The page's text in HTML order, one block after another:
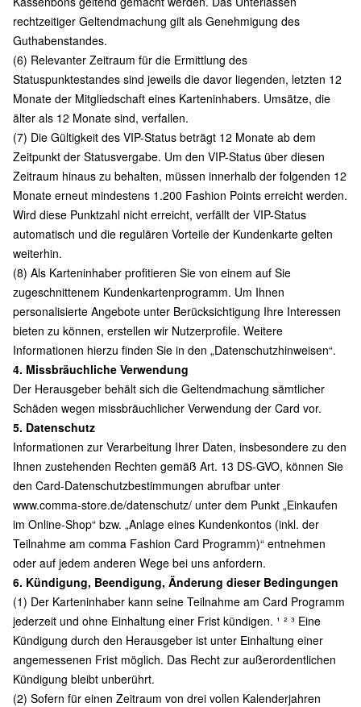
rechtzeitiger Geltendmachung gilt als Genehmigung des
Guthabenstandes.
(6) Relevanter Zeitraum für die Ermittlung des
Statuspunktestandes sind jeweils die davor liegenden, letzten 12
Monate der Mitgliedschaft eines Karteninhabers. Umsätze, die
älter als 12 Monate sind, verfallen.
(7) Die Gültigkeit des VIP-Status beträgt 12 Monate ab dem
Zeitpunkt der Statusvergabe. Um den VIP-Status über diesen
Zeitraum hinaus zu behalten, müssen innerhalb der folgenden 12
Monate erneut mindestens 1.200 Fashion Points erreicht werden.
Wird diese Punktzahl nicht erreicht, verfällt der VIP-Status
automatisch und die regulären Vorteile der Kundenkarte gelten
weiterhin.
(8) Als Karteninhaber profitieren Sie von einem auf Sie
zugeschnittenem Kundenkartenprogramm. Um Ihnen
personalisierte Angebote unter Berücksichtigung Ihre Interessen
bieten zu können, erstellen wir Nutzerprofile. Weitere
Informationen hierzu finden Sie in den „Datenschutzhinweisen“.
4. Missbräuchliche Verwendung
Der Herausgeber behält sich die Geltendmachung sämtlicher
Schäden wegen missbräuchlicher Verwendung der Card vor.
5. Datenschutz
Informationen zur Verarbeitung Ihrer Daten, insbesondere zu den
Ihnen zustehenden Rechten gemäß Art. 13 DS-GVO, können Sie
den Card-Datenschutzbestimmungen abrufbar unter
www.comma-store.de/datenschutz/ unter dem Punkt „Einkaufen
im Online-Shop“ bzw. „Anlage eines Kundenkontos (inkl. der
Teilnahme am comma Fashion Card Programm)“ entnehmen
oder auf jedem anderen Wege bei uns anfordern.
6. Kündigung, Beendigung, Änderung dieser Bedingungen
(1) Der Karteninhaber kann seine Teilnahme am Card Programm
jederzeit und ohne Einhaltung einer Frist kündigen. ¹ ² ³ Eine
Kündigung durch den Herausgeber ist unter Einhaltung einer
angemessenen Frist möglich. Das Recht zur außerordentlichen
Kündigung bleibt unberührt.
(2) Sofern für einen Zeitraum von drei vollen Kalenderjahren